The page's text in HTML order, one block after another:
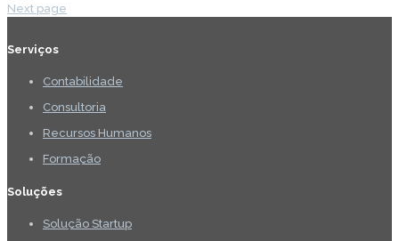
Next page
Serviços
Contabilidade
Consultoria
Recursos Humanos
Formação
Soluções
Solução Startup